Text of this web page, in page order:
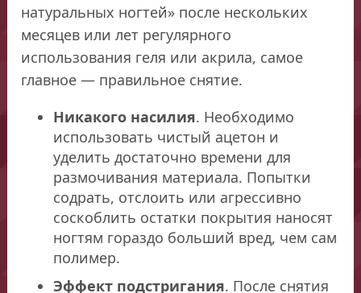
натуральных ногтей» после нескольких
месяцев или лет регулярного
использования геля или акрила, самое
главное — правильное снятие.
Никакого насилия. Необходимо
использовать чистый ацетон и
уделить достаточно времени для
размочивания материала. Попытки
содрать, отслоить или агрессивно
соскоблить остатки покрытия наносят
ногтям гораздо больший вред, чем сам
полимер.
Эффект подстригания. После снятия